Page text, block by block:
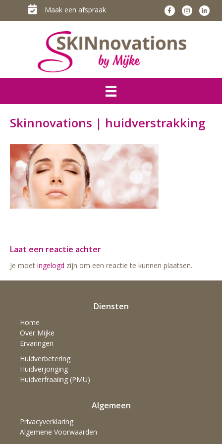
Maak een afspraak
Skinnovations | huidverstrakking
Laat een reactie achter
Je moet ingelogd zijn om een reactie te kunnen plaatsen.
Diensten
Home
Over Mijke
Ervaringen
Huidverbetering
Huidverjonging
Huidverfraaiing (PMU)
Algemeen
Privacyverklaring
Algemene Voorwaarden